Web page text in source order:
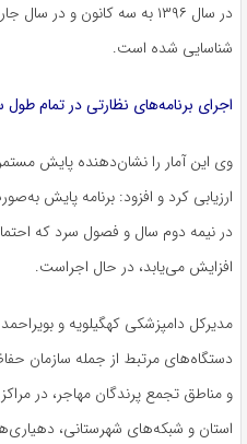
در سال ۱۳۹۶ به سه کانون و
شناسایی شده است.
اجرای برنامه‌های نظارتی در تمام طول
وی این آمار را نشان‌دهنده پایش
ارزیابی کرد و افزود: برنامه پایش
در نیمه دوم سال و فصول سرد که
افزایش می‌یابد، در حال اجراست.
مدیرکل دامپزشکی کهگیلویه و
دستگاه‌های مرتبط از جمله سازمان
و مناطق تجمع پرندگان مهاجر، در
استان و شبکه‌های شهرستانی،